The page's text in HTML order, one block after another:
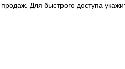
продаж. Для быстрого доступа